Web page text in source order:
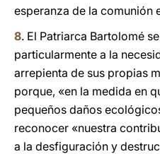
esperanza de la comunión
8. El Patriarca Bartolomé
particularmente a la
arrepienta de sus propias
porque, «en la medida en
pequeños daños
reconocer «nuestra
a la desfiguración y